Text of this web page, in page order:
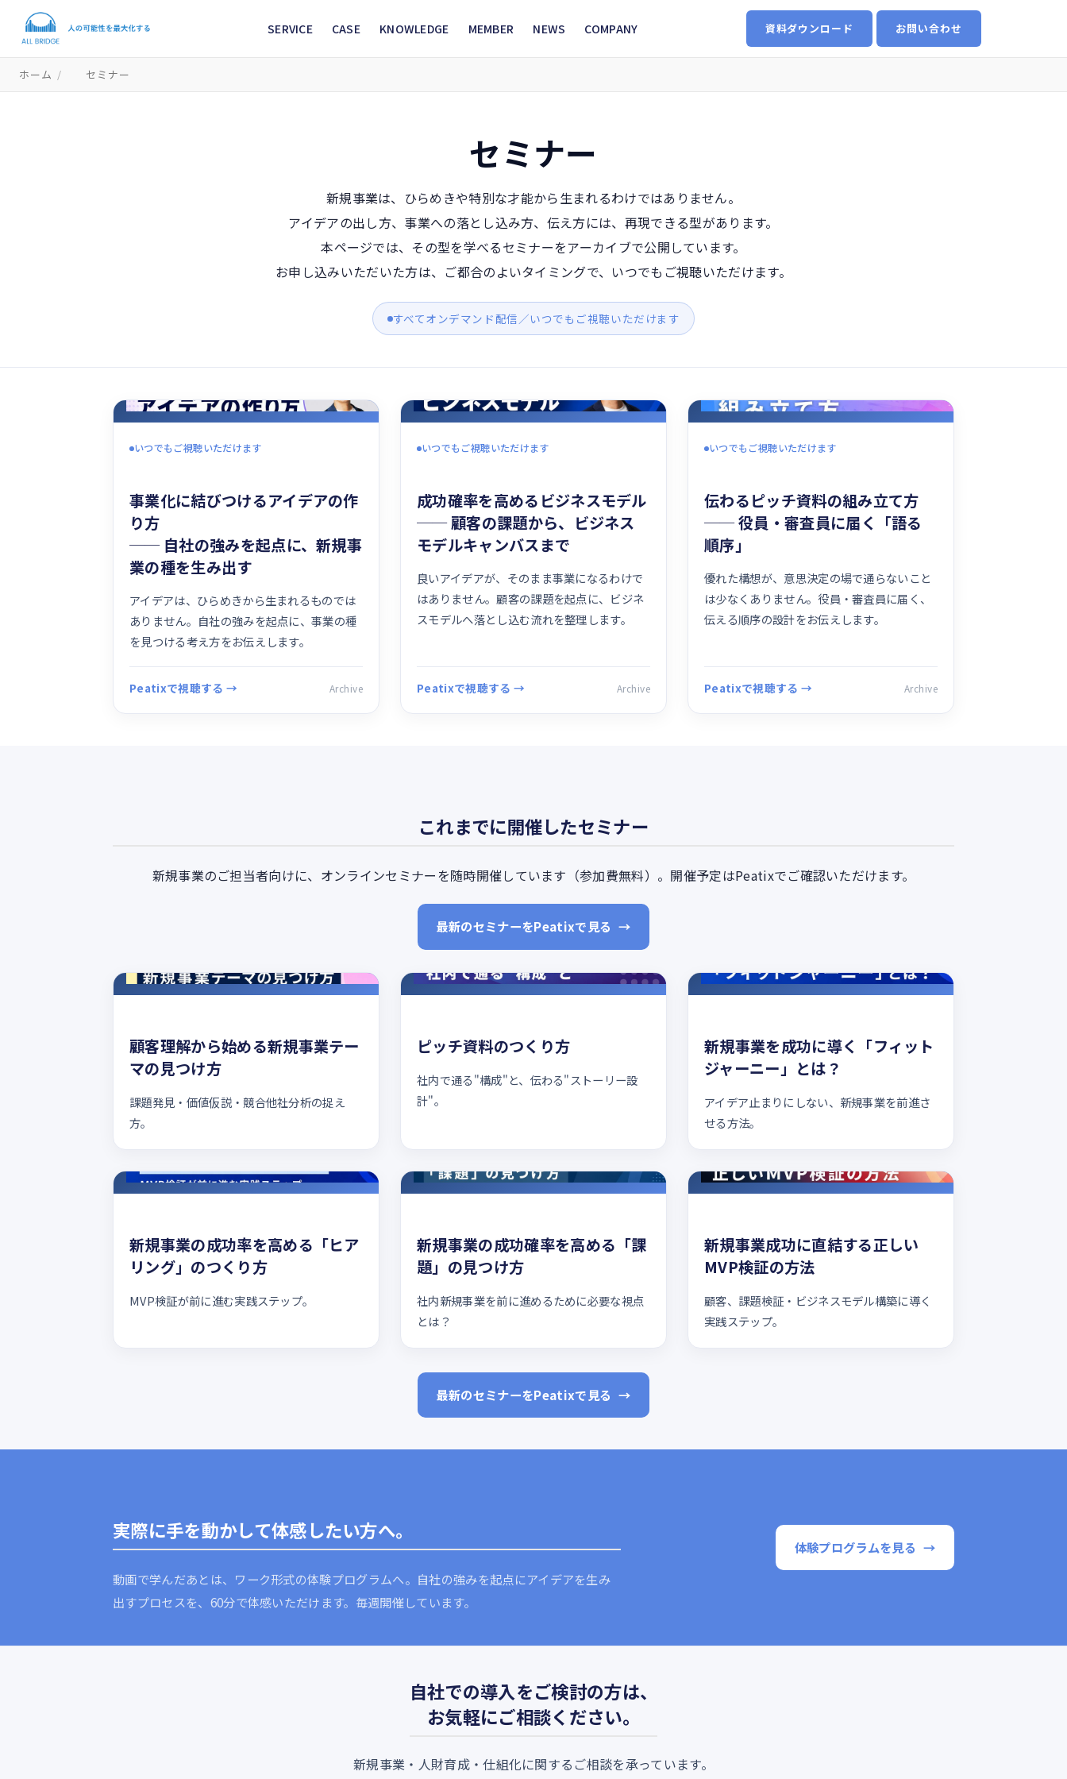
SERVICE CASE KNOWLEDGE MEMBER NEWS COMPANY 資料ダウンロード お問い合わせ
ホーム / セミナー
セミナー
新規事業は、ひらめきや特別な才能から生まれるわけではありません。
アイデアの出し方、事業への落とし込み方、伝え方には、再現できる型があります。
本ページでは、その型を学べるセミナーをアーカイブで公開しています。
お申し込みいただいた方は、ご都合のよいタイミングで、いつでもご視聴いただけます。
すべてオンデマンド配信／いつでもご視聴いただけます
いつでもご視聴いただけます
事業化に結びつけるアイデアの作
り方
── 自社の強みを起点に、新規事
業の種を生み出す
アイデアは、ひらめきから生まれるものでは
ありません。自社の強みを起点に、事業の種
を見つける考え方をお伝えします。
Peatixで視聴する → Archive
いつでもご視聴いただけます
成功確率を高めるビジネスモデル
── 顧客の課題から、ビジネス
モデルキャンバスまで
良いアイデアが、そのまま事業になるわけで
はありません。顧客の課題を起点に、ビジネ
スモデルへ落とし込む流れを整理します。
Peatixで視聴する → Archive
いつでもご視聴いただけます
伝わるピッチ資料の組み立て方
── 役員・審査員に届く「語る
順序」
優れた構想が、意思決定の場で通らないこと
は少なくありません。役員・審査員に届く、
伝える順序の設計をお伝えします。
Peatixで視聴する → Archive
これまでに開催したセミナー
新規事業のご担当者向けに、オンラインセミナーを随時開催しています（参加費無料）。開催予定はPeatixでご確認いただけます。
最新のセミナーをPeatixで見る
顧客理解から始める新規事業テー
マの見つけ方
課題発見・価値仮説・競合他社分析の捉え
方。
ピッチ資料のつくり方
社内で通る"構成"と、伝わる"ストーリー設
計"。
新規事業を成功に導く「フィット
ジャーニー」とは？
アイデア止まりにしない、新規事業を前進さ
せる方法。
新規事業の成功率を高める「ヒア
リング」のつくり方
MVP検証が前に進む実践ステップ。
新規事業の成功確率を高める「課
題」の見つけ方
社内新規事業を前に進めるために必要な視点
とは？
新規事業成功に直結する正しい
MVP検証の方法
顧客、課題検証・ビジネスモデル構築に導く
実践ステップ。
最新のセミナーをPeatixで見る
実際に手を動かして体感したい方へ。
動画で学んだあとは、ワーク形式の体験プログラムへ。自社の強みを起点にアイデアを生み
出すプロセスを、60分で体感いただけます。毎週開催しています。
体験プログラムを見る
自社での導入をご検討の方は、
お気軽にご相談ください。
新規事業・人財育成・仕組化に関するご相談を承っています。